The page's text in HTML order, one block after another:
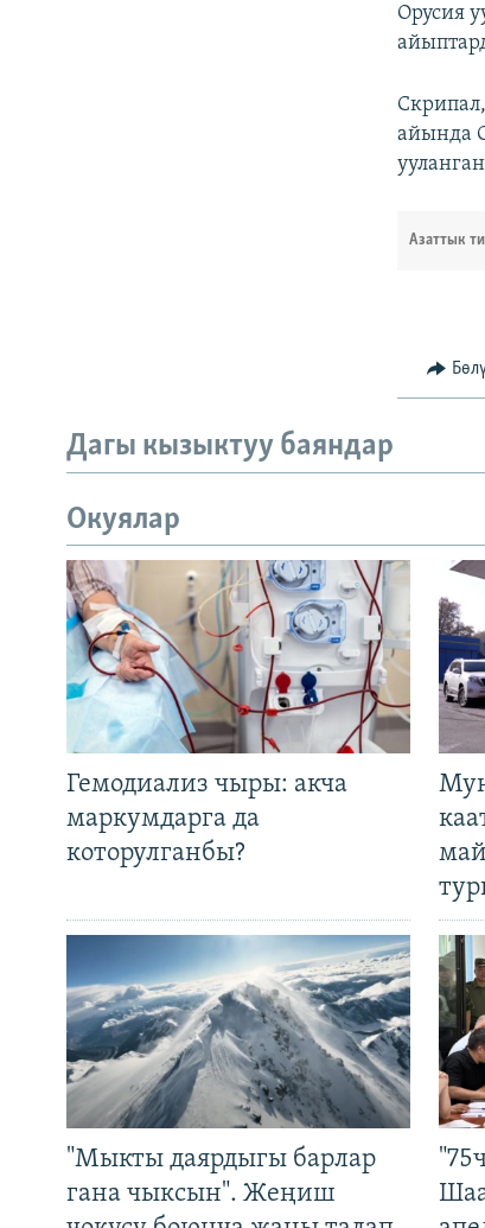
Орусия
айында
Азаттык
Дагы кызыктуу баяндар
Окуялар
Гемодиализ чыры: акча
маркумдарга да
которулганбы?
"Мыкты даярдыгы барлар
гана чыксын". Жеңиш